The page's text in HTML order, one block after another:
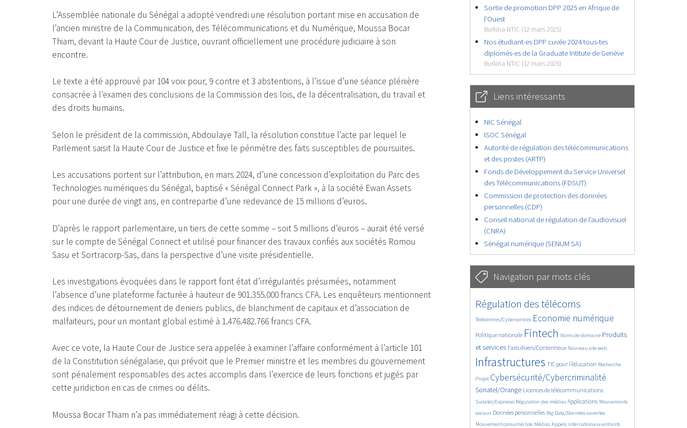
L’Assemblée nationale du Sénégal a adopté vendredi une résolution portant mise en accusation de
l’ancien ministre de la Communication, des Télécommunications et du Numérique, Moussa Bocar
Thiam, devant la Haute Cour de Justice, ouvrant officiellement une procédure judiciaire à son
encontre.
Le texte a été approuvé par 104 voix pour, 9 contre et 3 abstentions, à l’issue d’une séance plénière
consacrée à l’examen des conclusions de la Commission des lois, de la décentralisation, du travail et
des droits humains.
Selon le président de la commission, Abdoulaye Tall, la résolution constitue l’acte par lequel le
Parlement saisit la Haute Cour de Justice et fixe le périmètre des faits susceptibles de poursuites.
Les accusations portent sur l’attribution, en mars 2024, d’une concession d’exploitation du Parc des
Technologies numériques du Sénégal, baptisé « Sénégal Connect Park », à la société Ewan Assets
pour une durée de vingt ans, en contrepartie d’une redevance de 15 millions d’euros.
D’après le rapport parlementaire, un tiers de cette somme – soit 5 millions d’euros – aurait été versé
sur le compte de Sénégal Connect et utilisé pour financer des travaux confiés aux sociétés Romou
Sasu et Sortracorp-Sas, dans la perspective d’une visite présidentielle.
Les investigations évoquées dans le rapport font état d’irrégularités présumées, notamment
l’absence d’une plateforme facturée à hauteur de 901.355.000 francs CFA. Les enquêteurs mentionnent
des indices de détournement de deniers publics, de blanchiment de capitaux et d’association de
malfaiteurs, pour un montant global estimé à 1.476.482.766 francs CFA.
Avec ce vote, la Haute Cour de Justice sera appelée à examiner l’affaire conformément à l’article 101
de la Constitution sénégalaise, qui prévoit que le Premier ministre et les membres du gouvernement
sont pénalement responsables des actes accomplis dans l’exercice de leurs fonctions et jugés par
cette juridiction en cas de crimes ou délits.
Moussa Bocar Thiam n’a pas immédiatement réagi à cette décision.
Sortie de promotion DPP 2025 en Afrique de
l’Ouest
Burkina NTIC (12 mars 2025)
Nos étudiant-es DPP cuvée 2024 tous-tes
diplomés-es de la Graduate Intitute de Genève
Burkina NTIC (12 mars 2025)
Liens intéressants
NIC Sénégal
ISOC Sénégal
Autorité de régulation des télécommunications
et des postes (ARTP)
Fonds de Développement du Service Universel
des Télécommunications (FDSUT)
Commission de protection des données
personnelles (CDP)
Conseil national de régulation de l’audiovisuel
(CNRA)
Sénégal numérique (SENUM SA)
Navigation par mots clés
4654/5650
Régulation des télécoms
362/5650
Télécentres/Cybercentres
3744/5650 Economie numérique
1854/5650
Politique nationale
5188/5650 Fintech
688/5650
Noms de domaine
2414/5650
Produits
et services
1612/5650 Faits divers/Contentieux
838/5650 Nouveau site web
5650/5650
Infrastructures
1835/5650
TIC pour l’éducation
197/5650
Recherche
248/5650
Projet
3594/5650Cybersécurité/Cybercriminalité
2329/5650
Sonatel/Orange
1632/5650 Licences de télécommunications
289/5650
Sudatel/Expresso
1027/5650 Régulation des médias
1526/5650 Applications
1185/5650
Mouvements
sociaux
1673/5650Données personnelles
141/5650 Big Data/Données ouvertes
632/5650
Mouvement consumériste
375/5650 Médias
669/5650 Appels internationaux entrants
1752/5650